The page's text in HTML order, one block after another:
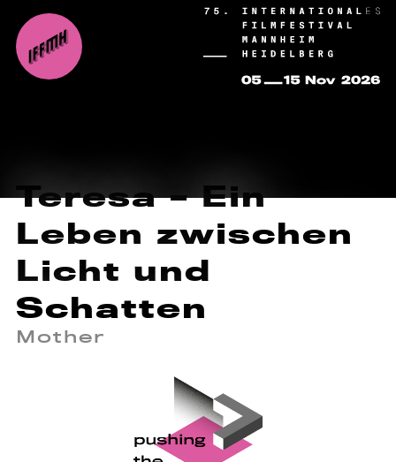
Teresa – Ein
Leben zwischen
Licht und
Schatten
Mother